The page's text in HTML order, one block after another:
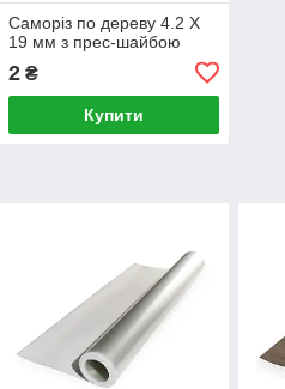
Саморіз по дереву 4.2 Х
19 мм з прес-шайбою
2₴
Купити